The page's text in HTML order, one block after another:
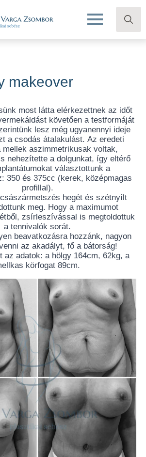
makeover
most látta elérkezettnek az időt
követően a testformáját
lesz még ugyanennyi ideje
a csodás átalakulást. Az eredeti
mellek aszimmetrikusak voltak,
nehezítette a dolgunkat, így eltérő
választottunk a
350 és 375cc (kerek, középmagas
profillal).
hegét és szétnyílt
meg. Hogy a maximumot
zsírleszívással is megtoldottuk
a tennivalók sorát.
beavatkozásra hozzánk, nagyon
az akadályt, fő a bátorság!
az adatok: a hölgy 164cm, 62kg, a
körfogat 89cm.